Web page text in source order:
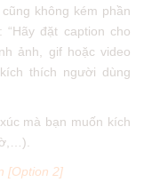
không kém phần
đặt caption cho
ảnh, gif hoặc video
thích người dùng
mà bạn muốn kích
[Option 2]